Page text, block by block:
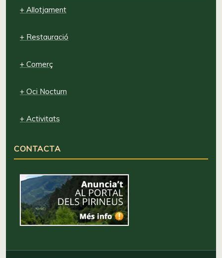
+ Allotjament
+ Restauració
+ Comerç
+ Oci Nocturn
+ Activitats
CONTACTA